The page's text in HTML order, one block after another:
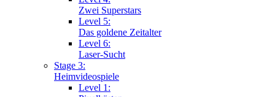
Zwei Superstars
Level 5:
Das goldene Zeitalter
Level 6:
Laser-Sucht
Stage 3:
Heimvideospiele
Level 1: